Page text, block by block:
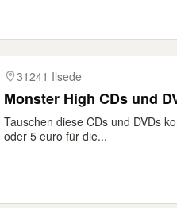
31241 Ilsede
Monster High CDs und
Tauschen diese CDs und DVDs
oder 5 euro für die...